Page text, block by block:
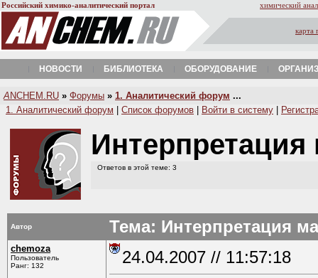
Российский химико-аналитический портал химический
карта
НОВОСТИ БИБЛИОТЕКА ОБОРУДОВАНИЕ
A NCHEM.RU » Форумы » 1. Аналитический форум ...
1. Аналитический форум
Список форумов Войти в систему
Ответов в этой теме: 3
Автор Тема: Интерпретация
chemoza
Пользователь
Ранг: 132
24.04.2007 // 11:57:18